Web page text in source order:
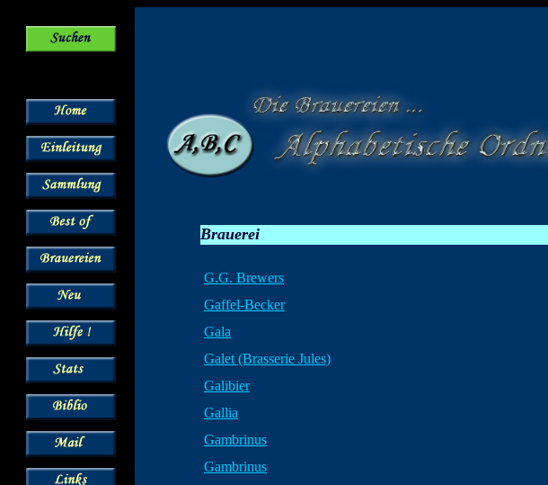
Brauerei
G.G. Brewers
Gaffel-Becker
Gala
Galet (Brasserie Jules)
Galibier
Gallia
Gambrinus
Gambrinus